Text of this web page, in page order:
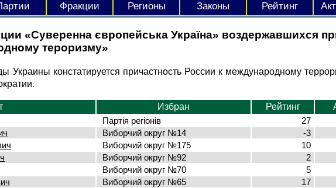
Фракции Регионы Законы Рейтинг
«Суверенна європейська Україна» воздержавшихся
тероризму»
Украины констатируется причастность России к международному
Избран Рейтинг
Партія регіонів 27
Виборчий округ №14 -3
Виборчий округ №175 10
Виборчий округ №92 2
Виборчий округ №70 5
Виборчий округ №65 17